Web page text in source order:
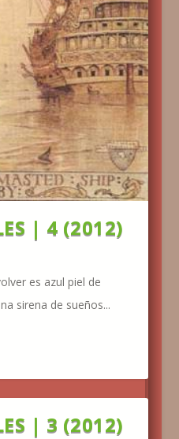
| 4 (2012)
es azul piel de
sirena de sueños...
| 3 (2012)